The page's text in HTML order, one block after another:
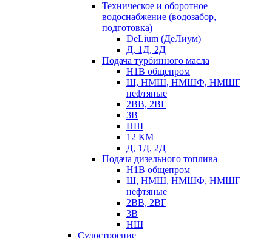
Техническое и оборотное
водоснабжение (водозабор,
подготовка)
DeLium (ДеЛиум)
Д, 1Д, 2Д
Подача турбинного масла
Н1В общепром
Ш, НМШ, НМШФ, НМШГ
нефтяные
2ВВ, 2ВГ
3В
НШ
12 КМ
Д, 1Д, 2Д
Подача дизельного топлива
Н1В общепром
Ш, НМШ, НМШФ, НМШГ
нефтяные
2ВВ, 2ВГ
3В
НШ
Судостроение